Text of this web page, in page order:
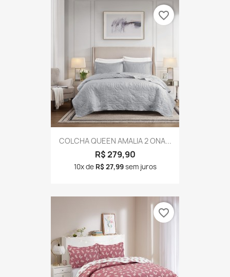
COLCHA QUEEN AMALIA 2 ONA...
R$ 279,90
10x de R$ 27,99sem juros
favorite_border
favorite_border